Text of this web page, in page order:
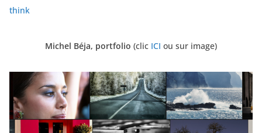
think
Michel Béja, portfolio (clic ICI ou sur image)